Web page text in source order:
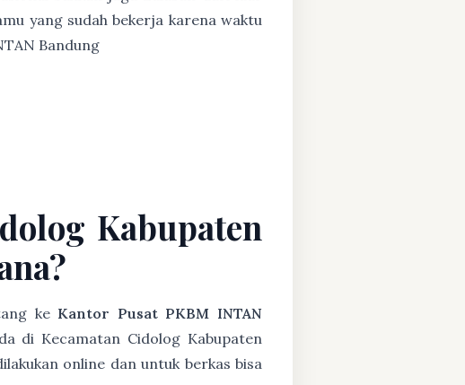
yang sudah bekerja karena waktu
Bandung
Kabupaten
ke Kantor Pusat PKBM INTAN
di Kecamatan Cidolog Kabupaten
online dan untuk berkas bisa